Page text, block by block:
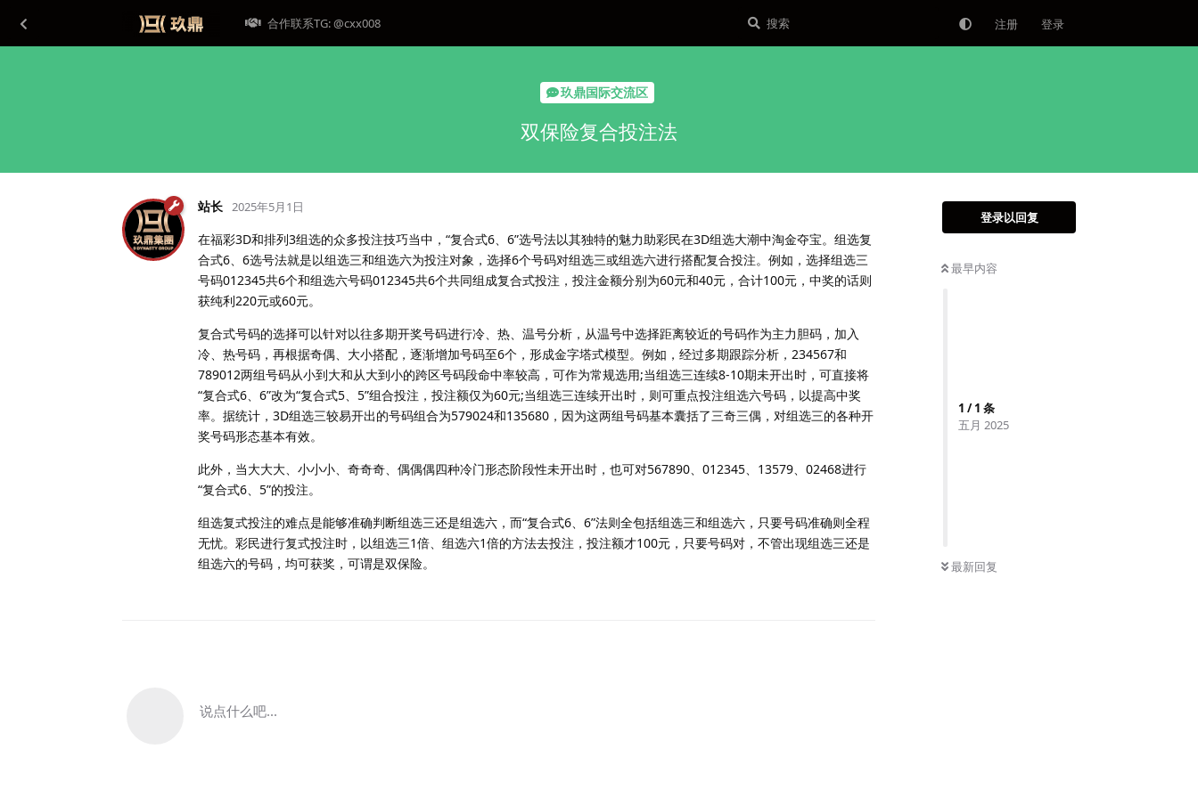
合作联系TG: @cxx008 注册 登录
玖鼎国际交流区
双保险复合投注法
登录以回复
最早内容
1 /1 条
五月 2025
最新回复
站长 2025年5月1日
在福彩3D和排列3组选的众多投注技巧当中，“复合式6、6”选号法以其独特的魅力助彩民在3D组选大潮中淘金夺宝。组选复
合式6、6选号法就是以组选三和组选六为投注对象，选择6个号码对组选三或组选六进行搭配复合投注。例如，选择组选三
号码012345共6个和组选六号码012345共6个共同组成复合式投注，投注金额分别为60元和40元，合计100元，中奖的话则
获纯利220元或60元。
复合式号码的选择可以针对以往多期开奖号码进行冷、热、温号分析，从温号中选择距离较近的号码作为主力胆码，加入
冷、热号码，再根据奇偶、大小搭配，逐渐增加号码至6个，形成金字塔式模型。例如，经过多期跟踪分析，234567和
789012两组号码从小到大和从大到小的跨区号码段命中率较高，可作为常规选用;当组选三连续8-10期未开出时，可直接将
“复合式6、6”改为“复合式5、5”组合投注，投注额仅为60元;当组选三连续开出时，则可重点投注组选六号码，以提高中奖
率。据统计，3D组选三较易开出的号码组合为579024和135680，因为这两组号码基本囊括了三奇三偶，对组选三的各种开
奖号码形态基本有效。
此外，当大大大、小小小、奇奇奇、偶偶偶四种冷门形态阶段性未开出时，也可对567890、012345、13579、02468进行
“复合式6、5”的投注。
组选复式投注的难点是能够准确判断组选三还是组选六，而“复合式6、6”法则全包括组选三和组选六，只要号码准确则全程
无忧。彩民进行复式投注时，以组选三1倍、组选六1倍的方法去投注，投注额才100元，只要号码对，不管出现组选三还是
组选六的号码，均可获奖，可谓是双保险。
说点什么吧...